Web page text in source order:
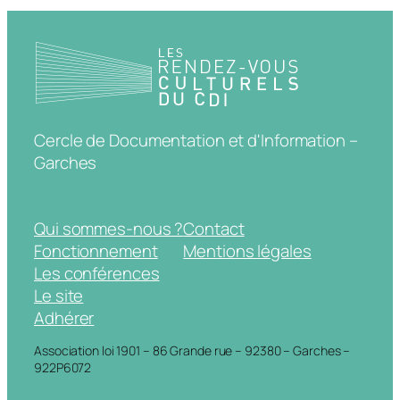
Cercle de Documentation et d'Information –
Garches
Qui sommes-nous ?
Fonctionnement
Les conférences
Le site
Adhérer
Contact
Mentions légales
Association loi 1901 – 86 Grande rue – 92380 – Garches –
922P6072